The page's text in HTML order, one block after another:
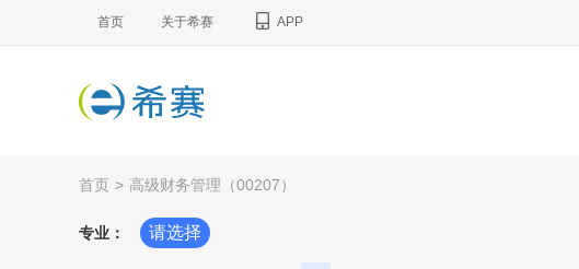
首页 关于希赛 APP
首页 > 高级财务管理（00207）
专业： 请选择